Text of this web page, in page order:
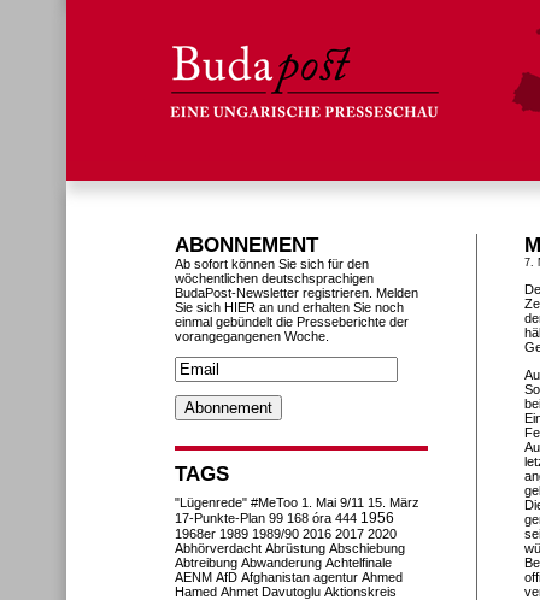
7.
ABONNEMENT
Ab sofort können Sie sich für den
wöchentlichen deutschsprachigen
BudaPost-Newsletter registrieren. Melden
Sie sich HIER an und erhalten Sie noch
einmal gebündelt die Presseberichte der
vorangegangenen Woche.
TAGS
"Lügenrede" #MeToo 1. Mai 9/11 15. März
17-Punkte-Plan 99 168 óra 444 1956
1968er 1989 1989/90 2016 2017 2020
Abhörverdacht Abrüstung Abschiebung
Abtreibung Abwanderung Achtelfinale
AENM AfD Afghanistan agentur Ahmed
Hamed Ahmet Davutoglu Aktionskreis